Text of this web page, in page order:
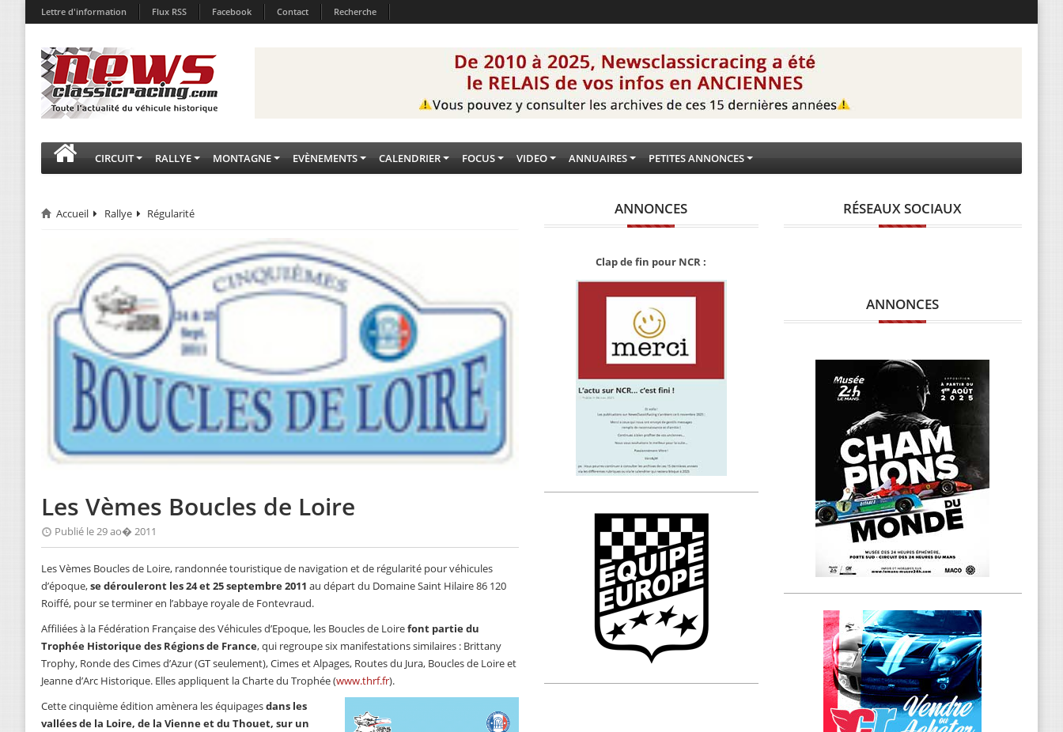
Lettre d'information Flux RSS Facebook Contact Recherche
CIRCUIT RALLYE MONTAGNE EVÈNEMENTS CALENDRIER FOCUS VIDEO ANNUAIRES PETITES ANNONCES
Accueil Rallye Régularité
Les Vèmes Boucles de Loire
Publié le 29 ao� 2011
Les Vèmes Boucles de Loire, randonnée touristique de navigation et de régularité pour véhicules
d’époque,se dérouleront les 24 et 25 septembre 2011 au départ du Domaine Saint Hilaire 86 120
Roiffé, pour se terminer en l’abbaye royale de Fontevraud.
Affiliées à la Fédération Française des Véhicules d’Epoque, les Boucles de Loirefont partie du
Trophée Historique des Régions de France, qui regroupe six manifestations similaires : Brittany
Trophy, Ronde des Cimes d’Azur (GT seulement), Cimes et Alpages, Routes du Jura, Boucles de Loire et
Jeanne d’Arc Historique. Elles appliquent la Charte du Trophée (www.thrf.fr).
Cette cinquième édition amènera les équipagesdans les
vallées de la Loire, de la Vienne et du Thouet, sur un
ANNONCES
Clap de fin pour NCR :
RÉSEAUX SOCIAUX
ANNONCES